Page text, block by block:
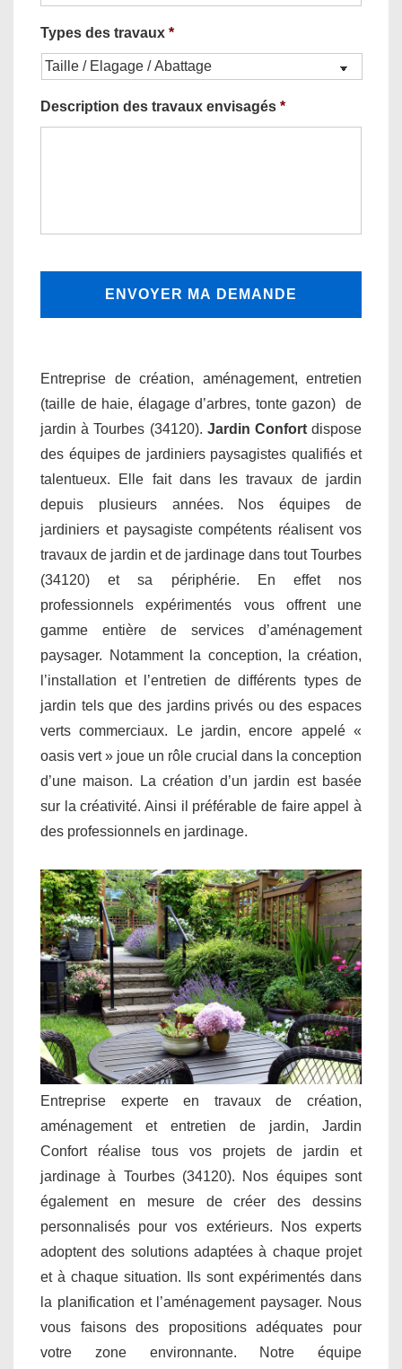
Types des travaux *
Description des travaux envisagés *
Entreprise de création, aménagement, entretien
(taille de haie, élagage d’arbres, tonte gazon) de
jardin à Tourbes (34120). Jardin Confortdispose
des équipes de jardiniers paysagistes qualifiés et
talentueux. Elle fait dans les travaux de jardin
depuis plusieurs années. Nos équipes de
jardiniers et paysagiste compétents réalisent vos
travaux de jardin et de jardinage dans tout Tourbes
(34120) et sa périphérie. En effet nos
professionnels expérimentés vous offrent une
gamme entière de services d’aménagement
paysager. Notamment la conception, la création,
l’installation et l’entretien de différents types de
jardin tels que des jardins privés ou des espaces
verts commerciaux. Le jardin, encore appelé «
oasis vert » joue un rôle crucial dans la conception
d’une maison. La création d’un jardin est basée
sur la créativité. Ainsi il préférable de faire appel à
des professionnels en jardinage.
Entreprise experte en travaux de création,
aménagement et entretien de jardin, Jardin
Confort réalise tous vos projets de jardin et
jardinage à Tourbes (34120). Nos équipes sont
également en mesure de créer des dessins
personnalisés pour vos extérieurs. Nos experts
adoptent des solutions adaptées à chaque projet
et à chaque situation. Ils sont expérimentés dans
la planification et l’aménagement paysager. Nous
vous faisons des propositions adéquates pour
votre zone environnante. Notre équipe